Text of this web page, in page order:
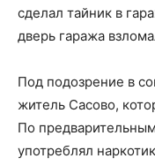
сделал тайник в
дверь гаража
Под подозрение в
житель Сасово,
По
употреблял